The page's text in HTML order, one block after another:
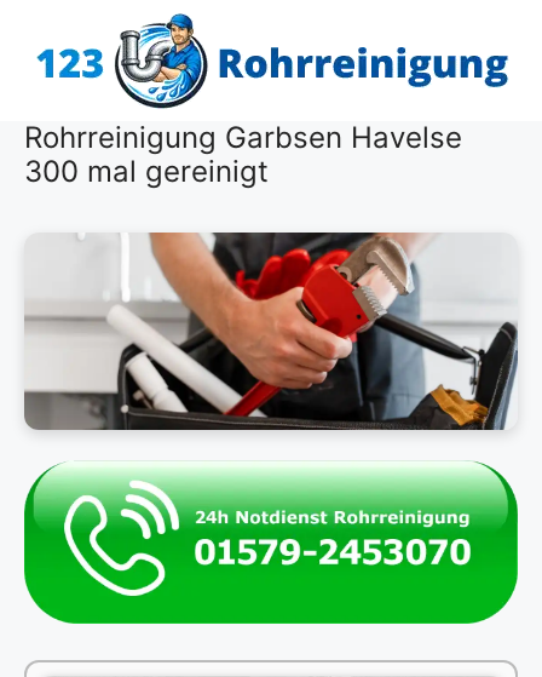
Inhalt
Rohrreinigung Garbsen Havelse
300 mal gereinigt